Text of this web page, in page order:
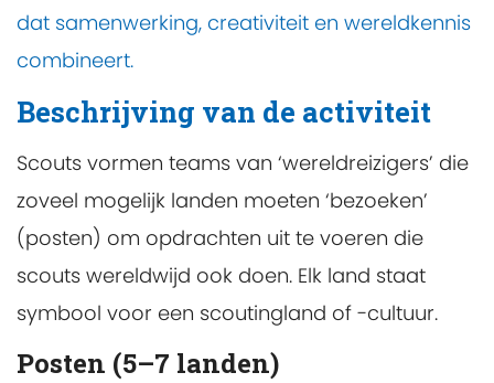
dat samenwerking, creativiteit en wereldkennis
combineert.
Beschrijving van de activiteit
Scouts vormen teams van ‘wereldreizigers’ die
zoveel mogelijk landen moeten ‘bezoeken’
(posten) om opdrachten uit te voeren die
scouts wereldwijd ook doen. Elk land staat
symbool voor een scoutingland of -cultuur.
Posten (5–7 landen)